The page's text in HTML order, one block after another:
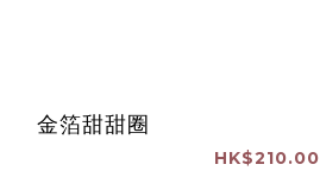
金箔甜甜圈
HK$210.00